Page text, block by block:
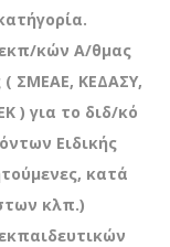
κών Α/θμας
( ΣΜΕΑΕ, ΚΕΔΑΣΥ,
) για το διδ/κό
Ειδικής
κατά
κλπ.)